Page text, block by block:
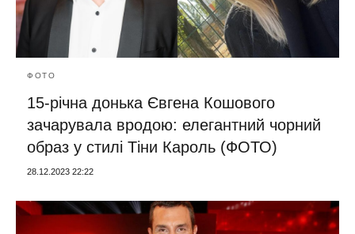
ФОТО
15-річна донька Євгена Кошового
зачарувала вродою: елегантний чорний
образ у стилі Тіни Кароль (ФОТО)
28.12.2023 22:22